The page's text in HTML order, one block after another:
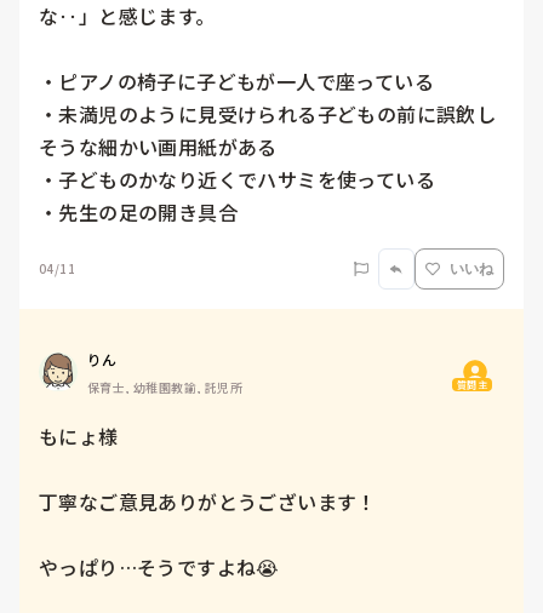
な‥」と感じます。
・ピアノの椅子に子どもが一人で座っている
・未満児のように見受けられる子どもの前に誤飲し
そうな細かい画用紙がある
・子どものかなり近くでハサミを使っている
・先生の足の開き具合
04/11 いいね
りん
保育士, 幼稚園教諭, 託児所 質問主
もにょ様
丁寧なご意見ありがとうございます！
やっぱり…そうですよね😭